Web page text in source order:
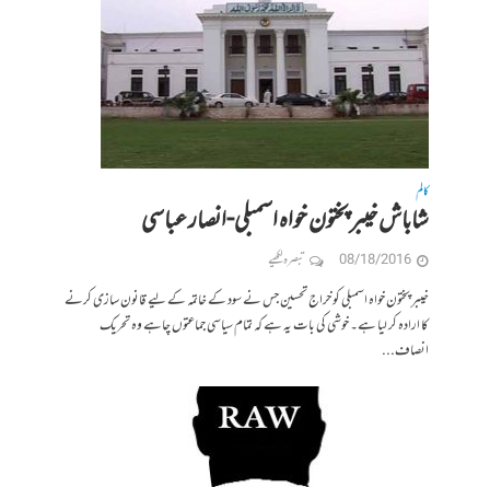
کالم
شاباش خیبر پختون خواہ اسمبلی-انصار عباسی
08/18/2016 تبصرہ لکھیے
خیبر پختون خواہ اسمبلی کو خراج تحسین جس نے سود کے خاتمہ کے لیے قانون سازی کرنے
کا ارادہ کر لیا ہے۔ خوشی کی بات یہ ہے کہ تمام سیاسی جماعتوں چاہے وہ تحریک
انصاف...